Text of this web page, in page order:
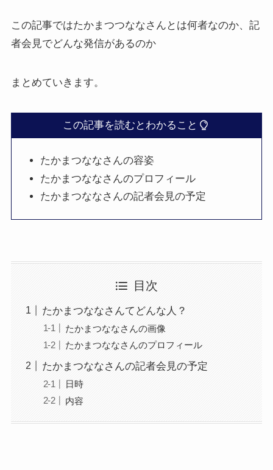
この記事ではたかまつつななさんとは何者なのか、記
者会見でどんな発信があるのか
まとめていきます。
この記事を読むとわかること
たかまつななさんの容姿
たかまつななさんのプロフィール
たかまつななさんの記者会見の予定
目次
たかまつななさんてどんな人？
たかまつななさんの画像
たかまつななさんのプロフィール
たかまつななさんの記者会見の予定
日時
内容